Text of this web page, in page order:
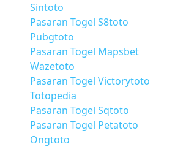
Sintoto
Pasaran Togel S8toto
Pubgtoto
Pasaran Togel Mapsbet
Wazetoto
Pasaran Togel Victorytoto
Totopedia
Pasaran Togel Sqtoto
Pasaran Togel Petatoto
Ongtoto